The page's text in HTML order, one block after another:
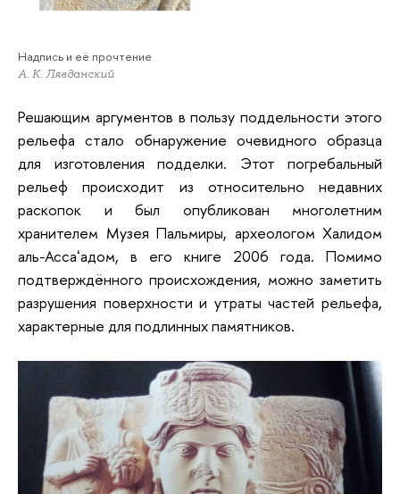
Надпись и её прочтение
А. К. Лявданский
Решающим аргументов в пользу поддельности этого
рельефа стало обнаружение очевидного образца
для изготовления подделки. Этот погребальный
рельеф происходит из относительно недавних
раскопок и был опубликован многолетним
хранителем Музея Пальмиры, археологом Халидом
аль-Ассаʻадом, в его книге 2006 года. Помимо
подтверждённого происхождения, можно заметить
разрушения поверхности и утраты частей рельефа,
характерные для подлинных памятников.